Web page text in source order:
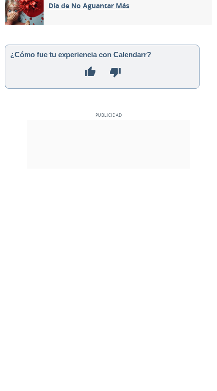
Día de No Aguantar Más
¿Cómo fue tu experiencia con Calendarr?